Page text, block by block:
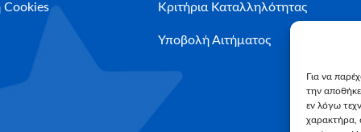
Για να
την
εν λόγω
χαρακτήρα,
Cookies Κριτήρια Καταλληλότητας
Υποβολή Αιτήματος